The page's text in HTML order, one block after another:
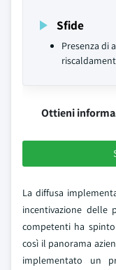
Sfide
Presenza di
Ottieni
La diffusa
incentivazione
competenti ha
così il panorama
implementato un